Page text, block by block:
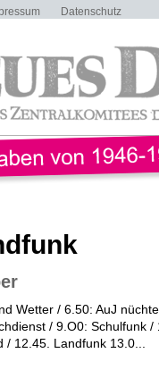
Datenschutz
Wetter / 6.50: AuJ
/ 9.O0: Schulfunk /
12.45. Landfunk 13.0...